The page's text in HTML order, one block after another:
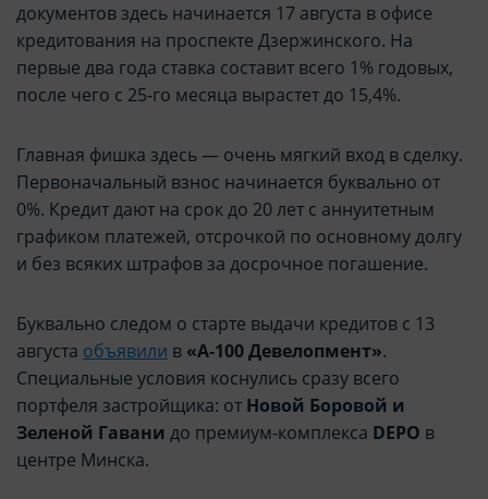
документов здесь начинается 17 августа в офисе
кредитования на проспекте Дзержинского. На
первые два года ставка составит всего 1% годовых,
после чего с 25-го месяца вырастет до 15,4%.
Главная фишка здесь — очень мягкий вход в сделку.
Первоначальный взнос начинается буквально от
0%. Кредит дают на срок до 20 лет с аннуитетным
графиком платежей, отсрочкой по основному долгу
и без всяких штрафов за досрочное погашение.
Буквально следом о старте выдачи кредитов с 13
августа объявили в «А-100 Девелопмент».
Специальные условия коснулись сразу всего
портфеля застройщика: от Новой Боровой и
Зеленой Гавани до премиум-комплекса DEPO в
центре Минска.